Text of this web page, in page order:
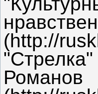
(http://